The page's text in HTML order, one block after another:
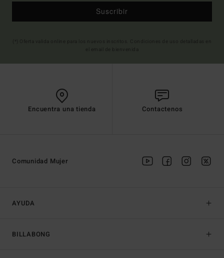
Suscribir
Encuentra una tienda Contactenos
AYUDA
BILLABONG
Comunidad Mujer